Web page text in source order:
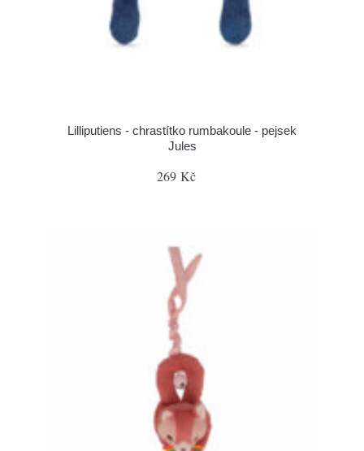
Lilliputiens - chrastítko rumbakoule - pejsek
Jules
269 Kč